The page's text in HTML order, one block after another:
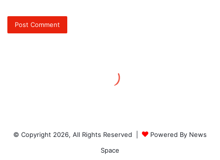
© Copyright 2026, All Rights Reserved |
Powered By News
Space